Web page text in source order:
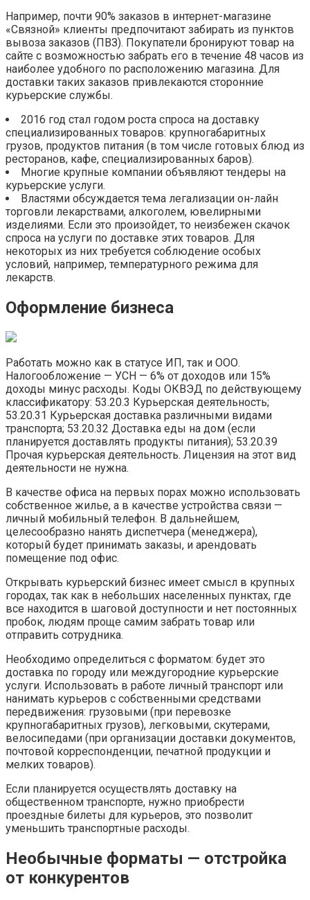
Например, почти 90% заказов в интернет-магазине
«Связной» клиенты предпочитают забирать из пунктов
вывоза заказов (ПВЗ). Покупатели бронируют товар на
сайте с возможностью забрать его в течение 48 часов из
наиболее удобного по расположению магазина. Для
доставки таких заказов привлекаются сторонние
курьерские службы.
2016 год стал годом роста спроса на доставку
специализированных товаров: крупногабаритных
грузов, продуктов питания (в том числе готовых блюд из
ресторанов, кафе, специализированных баров).
Многие крупные компании объявляют тендеры на
курьерские услуги.
Властями обсуждается тема легализации он-лайн
торговли лекарствами, алкоголем, ювелирными
изделиями. Если это произойдет, то неизбежен скачок
спроса на услуги по доставке этих товаров. Для
некоторых из них требуется соблюдение особых
условий, например, температурного режима для
лекарств.
Оформление бизнеса
Работать можно как в статусе ИП, так и ООО.
Налогообложение — УСН — 6% от доходов или 15%
доходы минус расходы. Коды ОКВЭД по действующему
классификатору: 53.20.3 Курьерская деятельность;
53.20.31 Курьерская доставка различными видами
транспорта; 53.20.32 Доставка еды на дом (если
планируется доставлять продукты питания); 53.20.39
Прочая курьерская деятельность. Лицензия на этот вид
деятельности не нужна.
В качестве офиса на первых порах можно использовать
собственное жилье, а в качестве устройства связи —
личный мобильный телефон. В дальнейшем,
целесообразно нанять диспетчера (менеджера),
который будет принимать заказы, и арендовать
помещение под офис.
Открывать курьерский бизнес имеет смысл в крупных
городах, так как в небольших населенных пунктах, где
все находится в шаговой доступности и нет постоянных
пробок, людям проще самим забрать товар или
отправить сотрудника.
Необходимо определиться с форматом: будет это
доставка по городу или междугородние курьерские
услуги. Использовать в работе личный транспорт или
нанимать курьеров с собственными средствами
передвижения: грузовыми (при перевозке
крупногабаритных грузов), легковыми, скутерами,
велосипедами (при организации доставки документов,
почтовой корреспонденции, печатной продукции и
мелких товаров).
Если планируется осуществлять доставку на
общественном транспорте, нужно приобрести
проездные билеты для курьеров, это позволит
уменьшить транспортные расходы.
Необычные форматы — отстройка
от конкурентов